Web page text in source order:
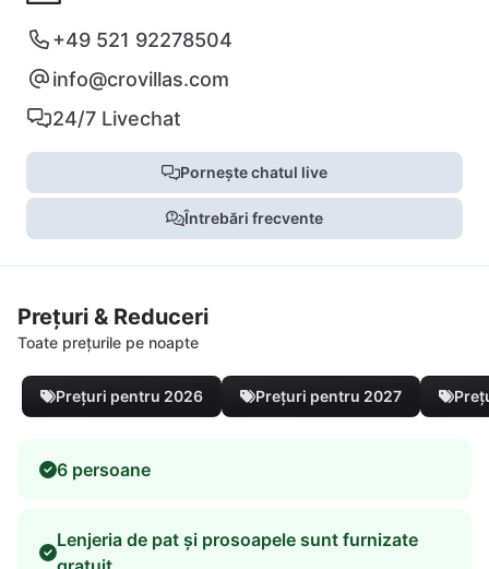
+49 521 92278504
info@crovillas.com
24/7 Livechat
Pornește chatul live
Întrebări frecvente
Prețuri & Reduceri
Toate prețurile pe noapte
Prețuri pentru 2026 Prețuri pentru 2027
6 persoane
Lenjeria de pat și prosoapele sunt furnizate